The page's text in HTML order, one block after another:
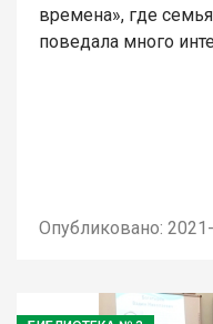
времена», где
поведала много
Опубликовано: